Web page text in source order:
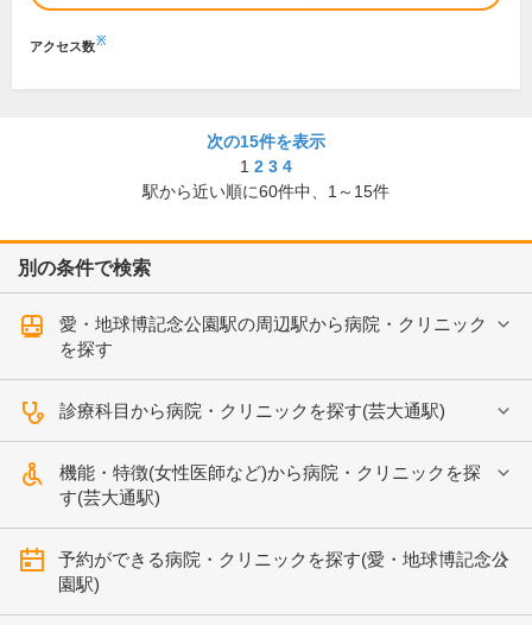
アクセス数※
次の15件を表示
1 2 3 4
駅から近い順に60件中、 1～15件
別の条件で検索
愛・地球博記念公園駅の周辺駅から病院・クリニック
を探す
診療科目から病院・クリニックを探す(芸大通駅)
機能・特徴(女性医師など)から病院・クリニックを探
す(芸大通駅)
予約ができる病院・クリニックを探す(愛・地球博記念公
園駅)